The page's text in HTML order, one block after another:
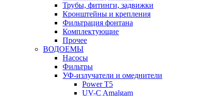
Трубы, фитинги, задвижки
Кронштейны и крепления
Фильтрация фонтана
Комплектующие
Прочее
ВОДОЕМЫ
Насосы
Фильтры
УФ-излучатели и омеднители
Power T5
UV-C Amalgam